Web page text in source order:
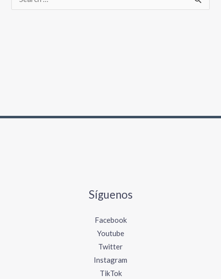
Síguenos
Facebook
Youtube
Twitter
Instagram
TikTok